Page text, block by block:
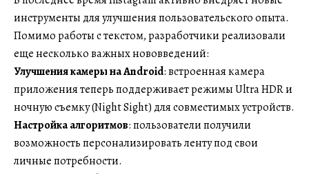
инструменты для улучшения пользовательского опыта.
Помимо работы с текстом, разработчики реализовали
еще несколько важных нововведений:
Улучшения камеры на Android: встроенная камера
приложения теперь поддерживает режимы Ultra HDR и
ночную съемку (Night Sight) для совместимых устройств.
Настройка алгоритмов: пользователи получили
возможность персонализировать ленту под свои
личные потребности.